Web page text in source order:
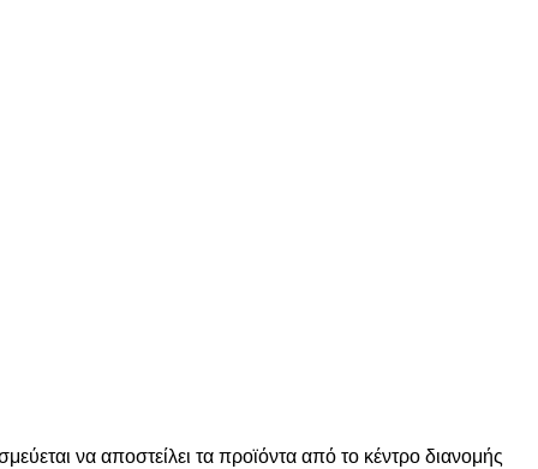
να αποστείλει τα προϊόντα από το κέντρο διανομής